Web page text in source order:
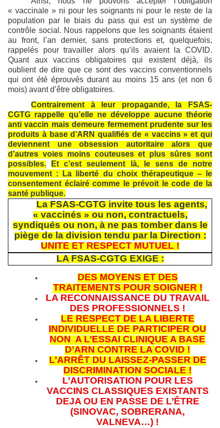
« vaccinale » ni pour les soignants ni pour le reste de la
population par le biais du pass qui est un système de
contrôle social. Nous rappelons que les soignants étaient
au front, l’an dernier, sans protections et, quelquefois,
rappelés pour travailler alors qu’ils avaient la COVID.
Quant aux vaccins obligatoires qui existent déjà, ils
oublient de dire que ce sont des vaccins conventionnels
qui ont été éprouvés durant au moins 15 ans (et non 6
mois) avant d’être obligatoires.
Contrairement à leur propagande, la FSAS-
CGTG rappelle qu’elle ne développe aucune théorie
anti vaccin mais demeure fermement prudente sur les
produits à base d’ARN qualifiés de « vaccins » et qui
deviennent une obsession autoritaire alors que
d’autres voies moins couteuses et plus sûres sont
possibles.
Et c’est seulement là, le sens de notre
mouvement : La liberté du choix thérapeutique – le
consentement éclairé comme le prévoit le code de la
santé publique.
La FSAS-CGTG invite tous les agents,
« vaccinés » ou non, contractuels,
syndiqués ou non, à ne pas tomber dans le
piège de la division tendu par la Direction :
UNITE ET RESPECT MUTUEL !
LA FSAS-CGTG EXIGE :
DES MOYENS ET DES
TRAITEMENTS POUR SOIGNER !
LA RECONNAISSANCE DU TRAVAIL
DES PROFESSIONNELS !
LE RESPECT DE LA LIBERTE
INDIVIDUELLE DE PARTICIPER OU
NON A L’ESSAI CLINIQUE A BASE
D’ARN CONTRE LA COVID !
L’ARRÊT DU LAISSEZ-PASSER DE
DISCRIMINATION SOCIALE !
L’AUTORISATION POUR LES
VACCINS CLASSIQUES EXISTANTS
DEJA OU EN PASSE DE L’ÊTRE
(SINOVAC, SOBRERANA,
VALNEVA…) !